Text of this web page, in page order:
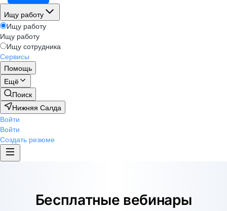
Ищу работу
Ищу работу
Ищу работу
Ищу сотрудника
Сервисы
Помощь
Ещё
Поиск
Нижняя Салда
Войти
Войти
Создать резюме
Бесплатные вебинары